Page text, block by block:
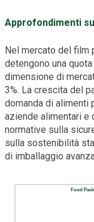
Approfondimenti
Nel mercato del film
detengono una
dimensione di
3%. La crescita del
domanda di alimenti
aziende alimentari e
normative sulla
sulla sostenibilità
di imballaggio